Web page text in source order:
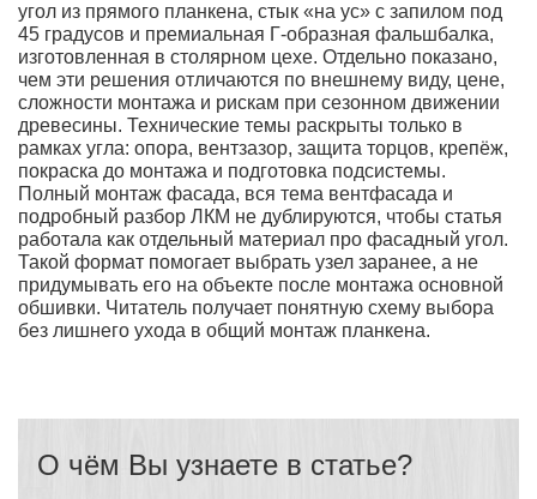
угол из прямого планкена, стык «на ус» с запилом под
45 градусов и премиальная Г-образная фальшбалка,
изготовленная в столярном цехе. Отдельно показано,
чем эти решения отличаются по внешнему виду, цене,
сложности монтажа и рискам при сезонном движении
древесины. Технические темы раскрыты только в
рамках угла: опора, вентзазор, защита торцов, крепёж,
покраска до монтажа и подготовка подсистемы.
Полный монтаж фасада, вся тема вентфасада и
подробный разбор ЛКМ не дублируются, чтобы статья
работала как отдельный материал про фасадный угол.
Такой формат помогает выбрать узел заранее, а не
придумывать его на объекте после монтажа основной
обшивки. Читатель получает понятную схему выбора
без лишнего ухода в общий монтаж планкена.
О чём Вы узнаете в статье?